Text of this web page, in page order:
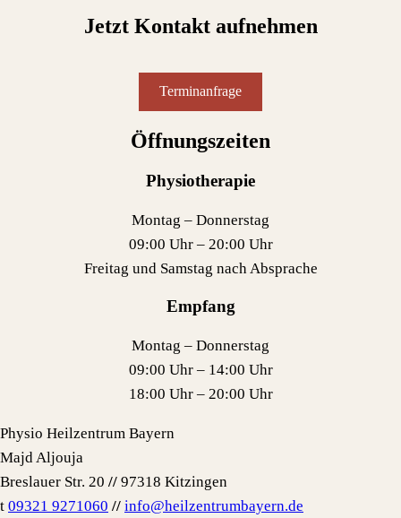
Jetzt Kontakt aufnehmen
Terminanfrage
Öffnungszeiten
Physiotherapie
Montag – Donnerstag
09:00 Uhr – 20:00 Uhr
Freitag und Samstag nach Absprache
Empfang
Montag – Donnerstag
09:00 Uhr – 14:00 Uhr
18:00 Uhr – 20:00 Uhr
Physio Heilzentrum Bayern
Majd Aljouja
Breslauer Str. 20 // 97318 Kitzingen
t 09321 9271060 // info@heilzentrumbayern.de